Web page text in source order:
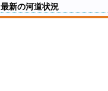
最新の河道状況